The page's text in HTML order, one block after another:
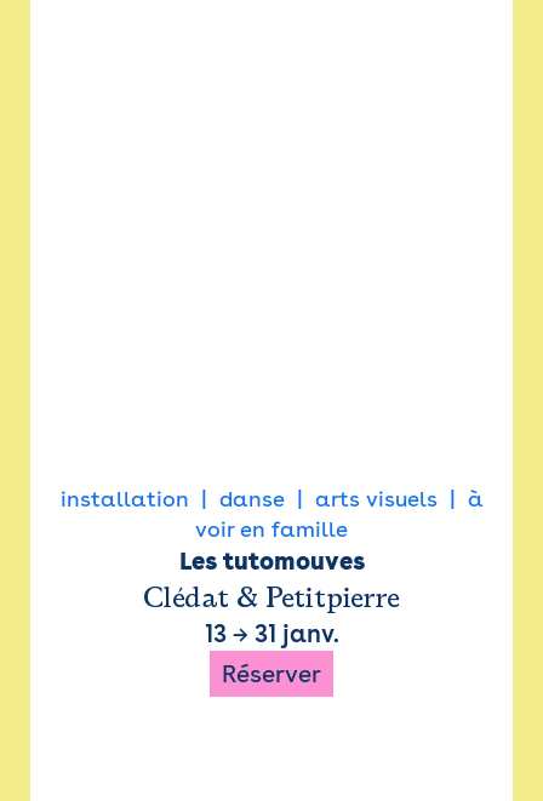
installation danse arts visuels
à
voir en famille
Les tutomouves
Clédat & Petitpierre
13→ 31 janv.
Réserver